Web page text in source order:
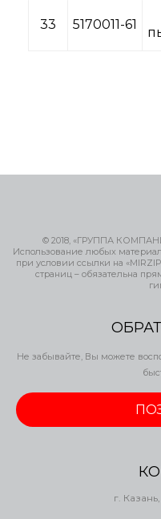
33 5170011-61
© 2018, «ГРУППА
Использование любых
при условии ссылки на
страниц – обязательна
Не забывайте, Вы можете
г.